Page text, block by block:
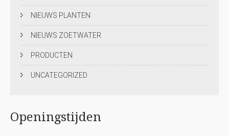
NIEUWS PLANTEN
NIEUWS ZOETWATER
PRODUCTEN
UNCATEGORIZED
Openingstijden